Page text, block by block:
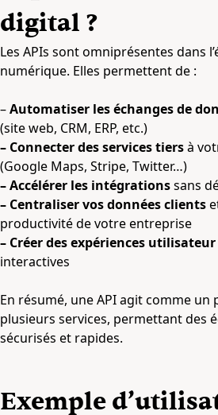
digital ?
Les APIs sont omniprésentes dans
numérique. Elles permettent de :
–Automatiser les échanges de
(site web, CRM, ERP, etc.)
– Connecter des services tiersà
(Google Maps, Stripe, Twitter…)
– Accélérer les intégrationssans
– Centraliser vos données clients
productivité de votre entreprise
– Créer des expériences
interactives
En résumé, une API agit comme
plusieurs services, permettant des
sécurisés et rapides.
Exemple